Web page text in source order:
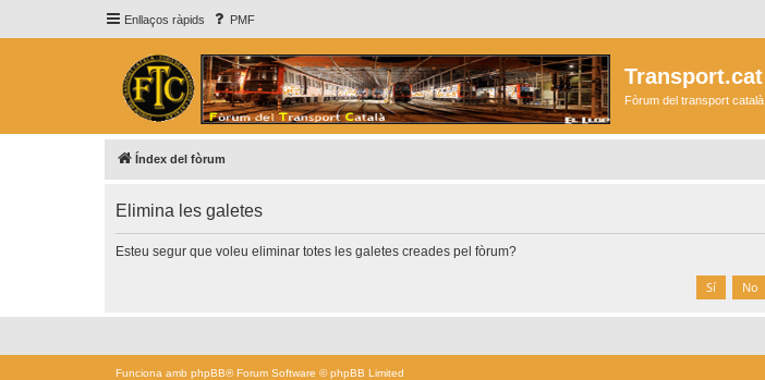
Enllaços ràpids PMF
Transport.cat
Fòrum del transport català
Índex del fòrum
Elimina les galetes
Esteu segur que voleu eliminar totes les galetes creades pel fòrum?
Funciona amb phpBB® Forum Software © phpBB Limited